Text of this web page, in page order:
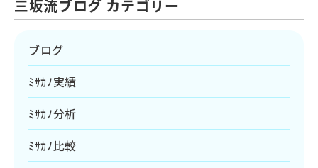
三坂流ブログ カテゴリー
ブログ
ﾐｻｶﾉ実績
ﾐｻｶﾉ分析
ﾐｻｶﾉ比較